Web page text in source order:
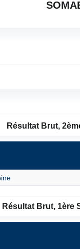
Résultat Brut,
Résultat Brut, 1ère